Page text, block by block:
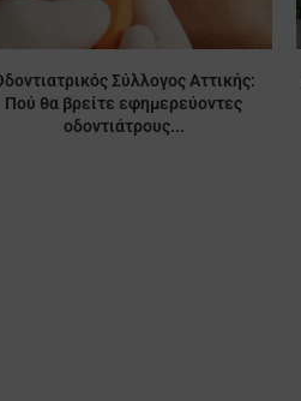
Σύλλογος Αττικής:
Πού θα βρείτε εφημερεύοντες
οδοντιάτρους...